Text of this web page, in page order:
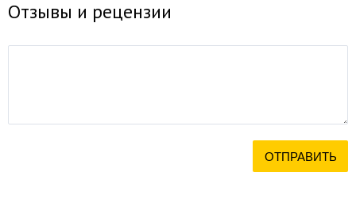
Отзывы и рецензии